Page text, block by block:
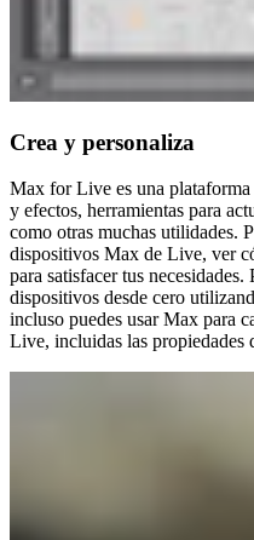
Crea y personaliza
Max for Live es una
y efectos, herramientas para
como otras muchas utilidades.
dispositivos Max de Live, ver
para satisfacer tus
dispositivos desde cero
incluso puedes usar Max para
Live, incluidas las propiedades